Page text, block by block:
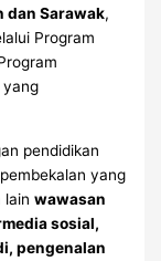
dan Sarawak,
Program
yang
pendidikan
yang
lainwawasan
sosial,
pengenalan